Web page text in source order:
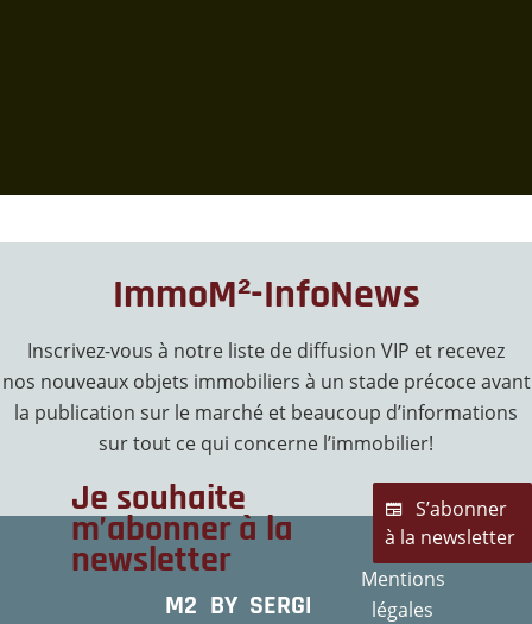
ImmoM²-InfoNews
Inscrivez-vous à notre liste de diffusion VIP et recevez
nos nouveaux objets immobiliers à un stade précoce avant
la publication sur le marché et beaucoup d’informations
sur tout ce qui concerne l’immobilier!
Je souhaite
m’abonner à la
newsletter
S’abonner
à la newsletter
M2 BY SERGE
Mentions
légales